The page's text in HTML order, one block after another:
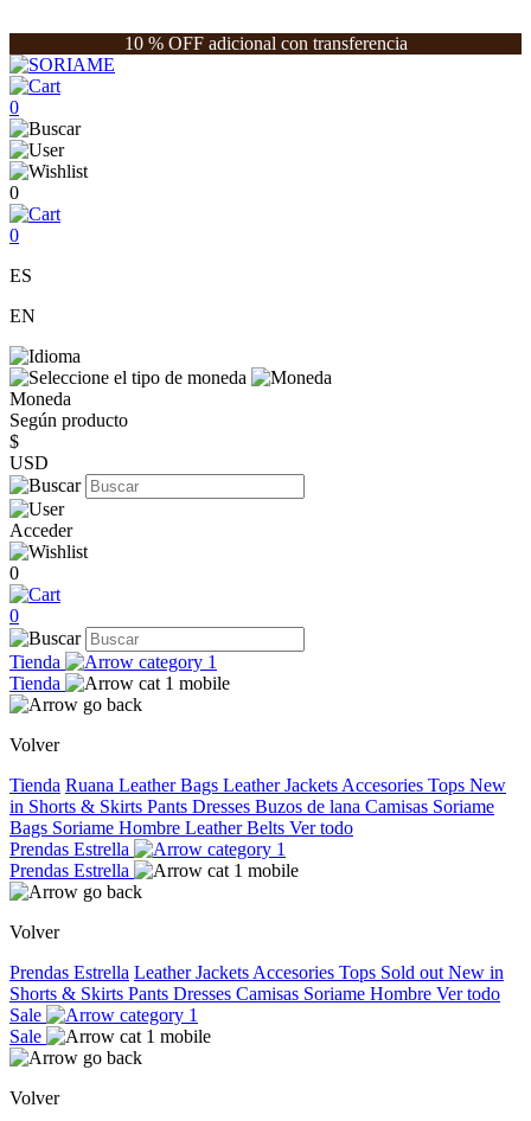
10 % OFF adicional con transferencia
0
0
0
ES
EN
Moneda
Según producto
$
USD
Acceder
0
0
Tienda
Tienda
Volver
Tienda Ruana Leather Bags Leather Jackets Accesories Tops New
in Shorts & Skirts Pants Dresses Buzos de lana Camisas Soriame
Bags Soriame Hombre Leather Belts Ver todo
Prendas Estrella
Prendas Estrella
Volver
Prendas Estrella Leather Jackets Accesories Tops Sold out New in
Shorts & Skirts Pants Dresses Camisas Soriame Hombre Ver todo
Sale
Sale
Volver